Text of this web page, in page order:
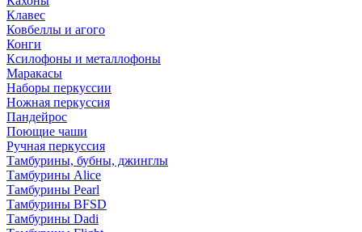
Клавес
Ковбеллы и агого
Конги
Ксилофоны и металлофоны
Маракасы
Наборы перкуссии
Ножная перкуссия
Пандейрос
Поющие чаши
Ручная перкуссия
Тамбурины, бубны, джинглы
Тамбурины Alice
Тамбурины Pearl
Тамбурины BFSD
Тамбурины Dadi